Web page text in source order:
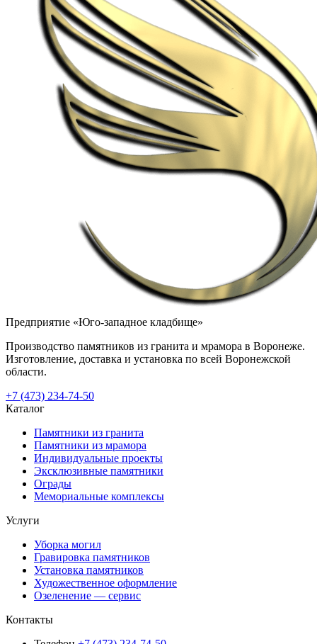
Предприятие «Юго-западное кладбище»
Производство памятников из гранита и мрамора в Воронеже.
Изготовление, доставка и установка по всей Воронежской
области.
+7 (473) 234-74-50
Каталог
Памятники из гранита
Памятники из мрамора
Индивидуальные проекты
Эксклюзивные памятники
Ограды
Мемориальные комплексы
Услуги
Уборка могил
Гравировка памятников
Установка памятников
Художественное оформление
Озеленение — сервис
Контакты